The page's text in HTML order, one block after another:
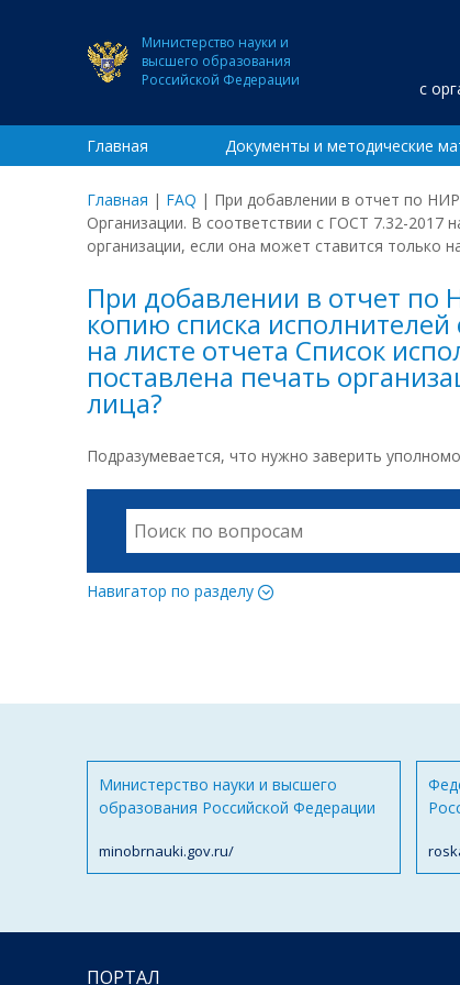
Министерство науки и
высшего образования
Российской Федерации
с
Главная Документы и методические
Главная | FAQ | При добавлении в отчет по НИР
Организации. В соответствии с ГОСТ 7.32-2017
организации, если она может ставится только
При добавлении в отчет по
копию списка
на листе отчета Список
поставлена печать
лица?
Подразумевается, что нужно заверить
Навигатор по разделу
Министерство науки и высшего
образования Российской Федерации
minobrnauki.gov.ru/
ПОРТАЛ